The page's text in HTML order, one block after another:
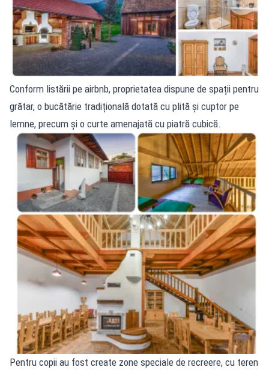
Conform listării pe airbnb, proprietatea dispune de spații pentru
grătar, o bucătărie tradițională dotată cu plită și cuptor pe
lemne, precum și o curte amenajată cu piatră cubică.
Pentru copii au fost create zone speciale de recreere, cu teren